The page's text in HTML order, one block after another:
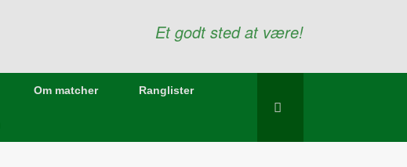
Et godt sted at være!
Om matcher Ranglister